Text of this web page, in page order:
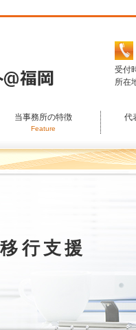
受付
所在
当事務所の特徴
Feature
代
行支援